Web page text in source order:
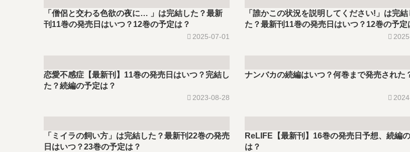
「僧侶と交わる色欲の夜に… 」は完結した？最新
刊11巻の発売日はいつ？12巻の予定は？
2025-07-01
「誰かこの状況を説明してください!」は完結
た？最新刊11巻の発売日はいつ？12巻の予定
恋愛不感症【最新刊】11巻の発売日はいつ？完結し
た？続編の予定は？
2023-08-28
ナンバカの続編はいつ？何巻まで発売された
「ミイラの飼い方」は完結した？最新刊22巻の発売
日はいつ？23巻の予定は？
ReLIFE【最新刊】16巻の発売日予想、続編
は？